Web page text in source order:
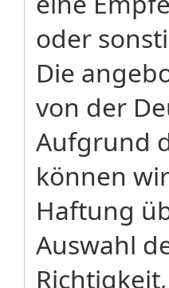
oder
Die
von der
Aufgrund
können
Haftung
Auswahl